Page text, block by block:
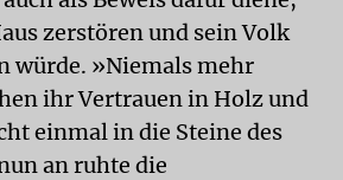
zerstören und sein Volk
würde. »Niemals mehr
ihr Vertrauen in Holz und
einmal in die Steine des
an ruhte die